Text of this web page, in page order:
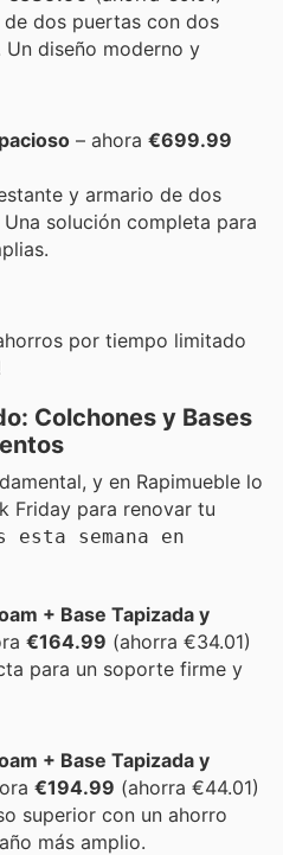
dos puertas con dos
diseño moderno y
– ahora €699.99
y armario de dos
solución completa para
por tiempo limitado
Colchones y Bases
y en Rapimueble lo
Friday para renovar tu
esta semana en
+ Base Tapizada y
€164.99 (ahorra €34.01)
para un soporte firme y
+ Base Tapizada y
€194.99 (ahorra €44.01)
superior con un ahorro
más amplio.